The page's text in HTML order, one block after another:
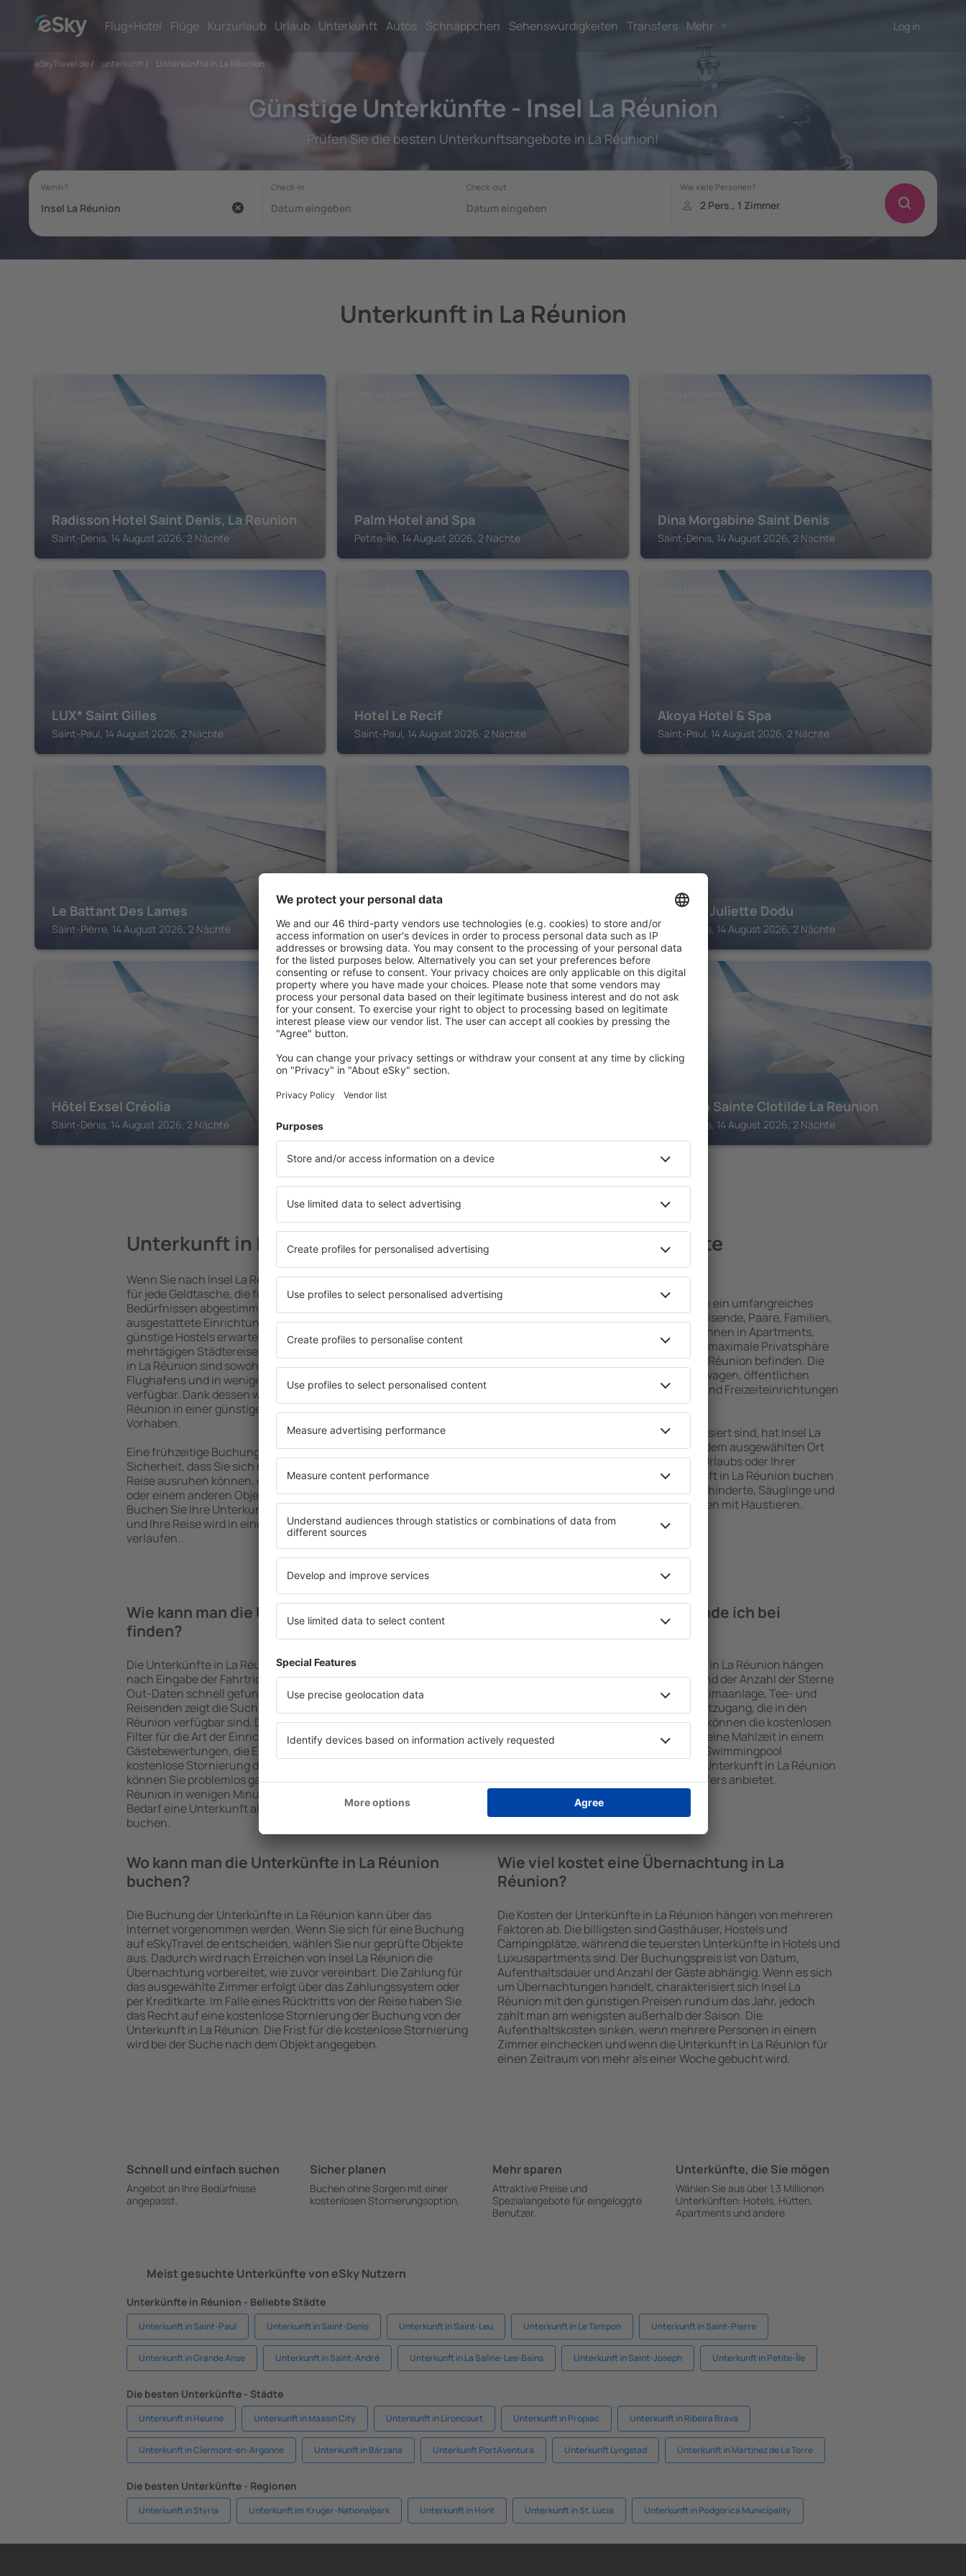
Flug+Hotel Flüge Kurzurlaub Urlaub Unterkunft Autos Schnäppchen Sehenswürdigkeiten Transfers Mehr Log in
eSkyTravel.de/ unterkunft / Unterkünfte in La Réunion
Günstige Unterkünfte - Insel La Réunion
Prüfen Sie die besten Unterkunftsangebote in La Réunion!
Unterkunft in La Réunion
Radisson Hotel Saint Denis, La Reunion
Saint-Denis, 14 August 2026, 2 Nächte
Palm Hotel and Spa
Petite-Île, 14 August 2026, 2 Nächte
Dina Morgabine Saint Denis
Saint-Denis, 14 August 2026, 2 Nächte
LUX* Saint Gilles
Saint-Paul, 14 August 2026, 2 Nächte
Hotel Le Recif
Saint-Paul, 14 August 2026, 2 Nächte
Akoya Hotel & Spa
Saint-Paul, 14 August 2026, 2 Nächte
Le Battant Des Lames
Saint-Pierre, 14 August 2026, 2 Nächte
Le Saint Pierre Hotel
Saint-Pierre, 14 August 2026, 2 Nächte
Hotel le Juliette Dodu
Saint-Denis, 14 August 2026, 2 Nächte
Hôtel Exsel Créolia
Saint-Denis, 14 August 2026, 2 Nächte
INSEL LA RÉUNION INSEL LA RÉUNION
Tulip Inn Sainte Clotilde La Reunion
Saint-Denis, 14 August 2026, 2 Nächte
Mehr Angebote prüfen in La Réunion
Unterkunft in La Réunion
Wenn Sie nach Insel La Réunion reisen, finden Sie Unterkünfte
für jede Geldtasche, die für Touristen mit unterschiedlichen
Bedürfnissen abgestimmt sind. Geräumige und komfortabel
ausgestattete Einrichtungen mit vielen Annehmlichkeiten und
günstige Hostels erwarten die Besucher, wo sie während einer
mehrtägigen Städtereise übernachten können. Die Unterkünfte
in La Réunion sind sowohl im Zentrum als auch in der Nähe des
Flughafens und in weniger beliebten Stadtteilen oder Regionen
verfügbar. Dank dessen wählen Sie eine Unterkunft in La
Réunion in einer günstigen Lage, abhängig von Ihren weiteren
Vorhaben.
Eine frühzeitige Buchung der Unterkunft in La Réunion gibt die
Sicherheit, dass Sie sich nach dem Erreichen des Ziels nach der
Reise ausruhen können, ohne nach einem Hotel, einer Wohnung
oder einem anderen Objekt für Reisende suchen zu müssen.
Buchen Sie Ihre Unterkunft vor dem Besuch von Insel La Réunion
und Ihre Reise wird in einer angenehmeren Atmosphäre
verlaufen.
Insel La Réunion – beste
Unterkünfte
Die Unterkünfte in La Réunion umfassen ein umfangreiches
Angebot von vielen Objekten für Alleinreisende, Paare, Familien,
Senioren und Gruppen. Die Besucher können in Apartments,
Hotels und Pensionen übernachten, die maximale Privatsphäre
bieten und sich im Zentrum von Insel La Réunion befinden. Die
Annehmlichkeiten wie die Nähe zu Mietwagen, öffentlichen
Verkehrsmitteln, Geschäften, Service- und Freizeiteinrichtungen
sind die Garantie einer guten Erholung.
Wenn Sie an Luxusunterkünften interessiert sind, hat Insel La
Réunion ein breites Angebot für Sie. An dem ausgewählten Ort
finden Sie alles, was Sie während Ihres Urlaubs oder Ihrer
Geschäftsreise benötigen. Die Unterkunft in La Réunion buchen
Sie in Objekten mit Einrichtungen für Behinderte, Säuglinge und
Kleinkinder sowie für Reisende zusammen mit Haustieren.
Wie kann man die Unterkünfte in La Réunion
finden?
Die Unterkünfte in La Réunion werden von der Suchmaschine
nach Eingabe der Fahrtrichtung und der Check-In- und Check-
Out-Daten schnell gefunden. Nach Auswahl der Anzahl der
Reisenden zeigt die Suchmaschine an, welche Unterkünfte in La
Réunion verfügbar sind. Die Auswahl der Unterkunft wird durch
Filter für die Art der Einrichtung und die Anzahl der Sterne, die
Gästebewertungen, die Entfernung zum Zentrum und die
kostenlose Stornierung der Buchung erleichtert. Dadurch
können Sie problemlos ganz einfach eine Unterkunft in La
Réunion in wenigen Minuten auswählen. Sie können je nach
Bedarf eine Unterkunft alleine oder zusammen mit dem Flug
buchen.
Welche Annehmlichkeiten finde ich bei
Unterkünften in La Réunion?
Die Annehmlichkeiten bei Unterkünften in La Réunion hängen
von der Art des ausgewählten Objekts und der Anzahl der Sterne
ab. Gäste nutzen Küchenzeile, Balkon, Klimaanlage, Tee- und
Kaffeezubehör, Handtücher und Internetzugang, die in den
Unterkünften verfügbar sind. Besucher können die kostenlosen
Parkplätze an der Unterkunft benutzen, eine Mahlzeit in einem
Restaurant bestellen oder ein Hotel mit Swimmingpool
auswählen. Sie können zusätzlich eine Unterkunft in La Réunion
buchen, die den Gästen Flughafentransfers anbietet.
Wo kann man die Unterkünfte in La Réunion
buchen?
Die Buchung der Unterkünfte in La Réunion kann über das
Internet vorgenommen werden. Wenn Sie sich für eine Buchung
auf eSkyTravel.de entscheiden, wählen Sie nur geprüfte Objekte
aus. Dadurch wird nach Erreichen von Insel La Réunion die
Übernachtung vorbereitet, wie zuvor vereinbart. Die Zahlung für
das ausgewählte Zimmer erfolgt über das Zahlungssystem oder
per Kreditkarte. Im Falle eines Rücktritts von der Reise haben Sie
das Recht auf eine kostenlose Stornierung der Buchung von der
Unterkunft in La Réunion. Die Frist für die kostenlose Stornierung
wird bei der Suche nach dem Objekt angegeben.
Wie viel kostet eine Übernachtung in La
Réunion?
Die Kosten der Unterkünfte in La Réunion hängen von mehreren
Faktoren ab. Die billigsten sind Gasthäuser, Hostels und
Campingplätze, während die teuersten Unterkünfte in Hotels und
Luxusapartments sind. Der Buchungspreis ist von Datum,
Aufenthaltsdauer und Anzahl der Gäste abhängig. Wenn es sich
um Übernachtungen handelt, charakterisiert sich Insel La
Réunion mit den günstigen Preisen rund um das Jahr, jedoch
zahlt man am wenigsten außerhalb der Saison. Die
Aufenthaltskosten sinken, wenn mehrere Personen in einem
Zimmer einchecken und wenn die Unterkunft in La Réunion für
einen Zeitraum von mehr als einer Woche gebucht wird.
Schnell und einfach suchen
Angebot an Ihre Bedürfnisse
angepasst.
Sicher planen
Buchen ohne Sorgen mit einer
kostenlosen Stornierungsoption.
Mehr sparen
Attraktive Preise und
Spezialangebote für eingeloggte
Benutzer.
Unterkünfte, die Sie mögen
Wählen Sie aus über 1,3 Millionen
Unterkünften: Hotels, Hütten,
Apartments und andere.
Meist gesuchte Unterkünfte von eSky Nutzern
Unterkünfte in Réunion - Beliebte Städte
Unterkunft in Saint-Paul Unterkunft in Saint-Denis Unterkunft in Saint-Leu Unterkunft in Le Tampon Unterkunft in Saint-Pierre
Unterkunft in Grande Anse Unterkunft in Saint-André Unterkunft in La Saline-Les-Bains Unterkunft in Saint-Joseph Unterkunft in Petite-Île
Die besten Unterkünfte - Städte
Unterkunft in Heurne Unterkunft in Maasin City Unterkunft in Lironcourt Unterkunft in Propiac Unterkunft in Ribeira Brava
Unterkunft in Clermont-en-Argonne Unterkunft in Bárzana Unterkunft PortAventura Unterkunft Lyngstad Unterkunft in Martinez de La Torre
Die besten Unterkünfte - Regionen
Unterkunft in Styria Unterkunft im Kruger-Nationalpark Unterkunft in Hont Unterkunft in St. Lucia Unterkunft in Podgorica Municipality